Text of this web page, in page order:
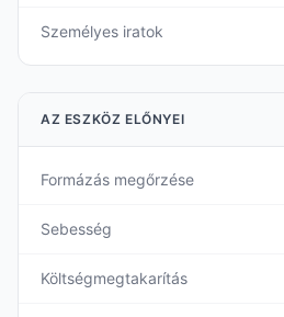
Személyes iratok
AZ ESZKÖZ ELŐNYEI
Formázás megőrzése
Sebesség
Költségmegtakarítás